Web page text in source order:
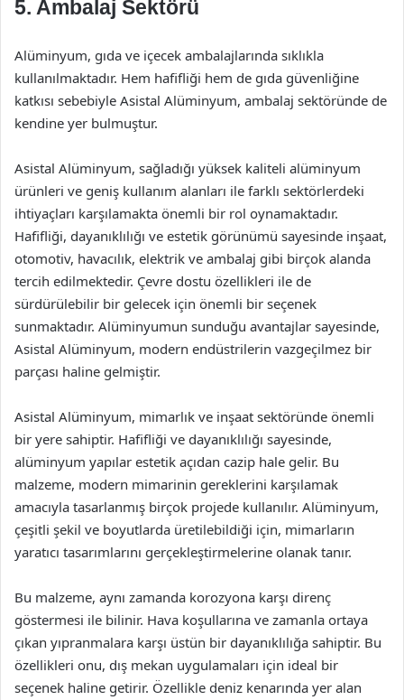
5. Ambalaj Sektörü
Alüminyum, gıda ve içecek ambalajlarında sıklıkla
kullanılmaktadır. Hem hafifliği hem de gıda güvenliğine
katkısı sebebiyle Asistal Alüminyum, ambalaj sektöründe de
kendine yer bulmuştur.
Asistal Alüminyum, sağladığı yüksek kaliteli alüminyum
ürünleri ve geniş kullanım alanları ile farklı sektörlerdeki
ihtiyaçları karşılamakta önemli bir rol oynamaktadır.
Hafifliği, dayanıklılığı ve estetik görünümü sayesinde inşaat,
otomotiv, havacılık, elektrik ve ambalaj gibi birçok alanda
tercih edilmektedir. Çevre dostu özellikleri ile de
sürdürülebilir bir gelecek için önemli bir seçenek
sunmaktadır. Alüminyumun sunduğu avantajlar sayesinde,
Asistal Alüminyum, modern endüstrilerin vazgeçilmez bir
parçası haline gelmiştir.
Asistal Alüminyum, mimarlık ve inşaat sektöründe önemli
bir yere sahiptir. Hafifliği ve dayanıklılığı sayesinde,
alüminyum yapılar estetik açıdan cazip hale gelir. Bu
malzeme, modern mimarinin gereklerini karşılamak
amacıyla tasarlanmış birçok projede kullanılır. Alüminyum,
çeşitli şekil ve boyutlarda üretilebildiği için, mimarların
yaratıcı tasarımlarını gerçekleştirmelerine olanak tanır.
Bu malzeme, aynı zamanda korozyona karşı direnç
göstermesi ile bilinir. Hava koşullarına ve zamanla ortaya
çıkan yıpranmalara karşı üstün bir dayanıklılığa sahiptir. Bu
özellikleri onu, dış mekan uygulamaları için ideal bir
seçenek haline getirir. Özellikle deniz kenarında yer alan